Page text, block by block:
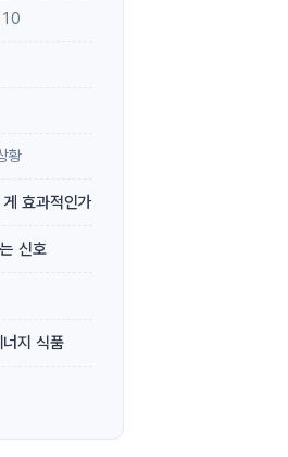
10
황
효과적인가
신호
너지 식품